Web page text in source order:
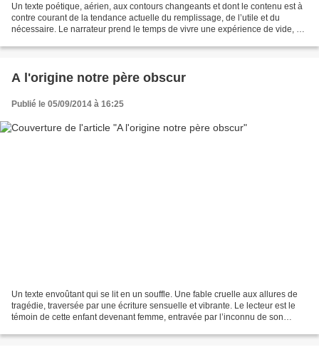
Un texte poétique, aérien, aux contours changeants et dont le contenu est à
contre courant de la tendance actuelle du remplissage, de l’utile et du
nécessaire. Le narrateur prend le temps de vivre une expérience de vide, en
A l'origine notre père obscur
Publié le 05/09/2014 à 16:25
Un texte envoûtant qui se lit en un souffle. Une fable cruelle aux allures de
tragédie, traversée par une écriture sensuelle et vibrante. Le lecteur est le
témoin de cette enfant devenant femme, entravée par l’inconnu de son